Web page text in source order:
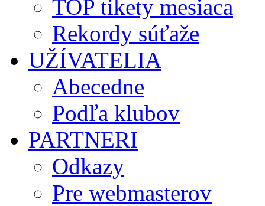
TOP tikety mesiaca
Rekordy súťaže
UŽÍVATELIA
Abecedne
Podľa klubov
PARTNERI
Odkazy
Pre webmasterov